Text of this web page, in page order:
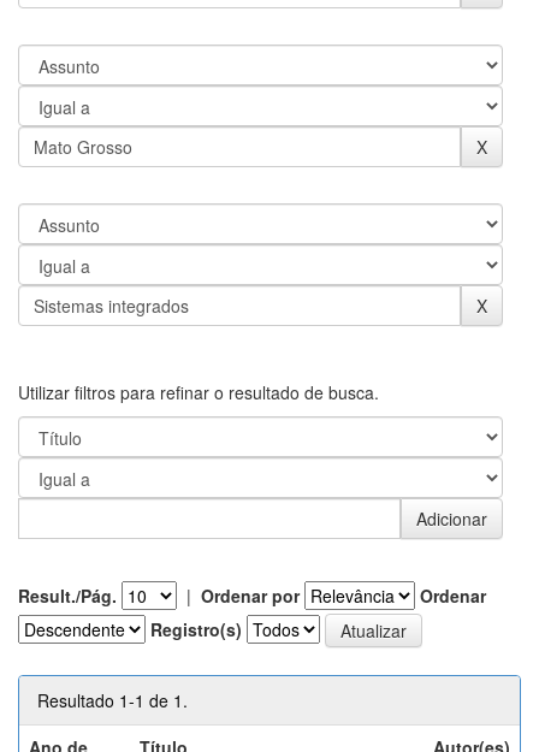
Utilizar filtros para refinar o resultado de busca.
Result./Pág. | Ordenar por
Ordenar
Registro(s)
Resultado 1-1 de 1.
Ano de
Título Autor(es)